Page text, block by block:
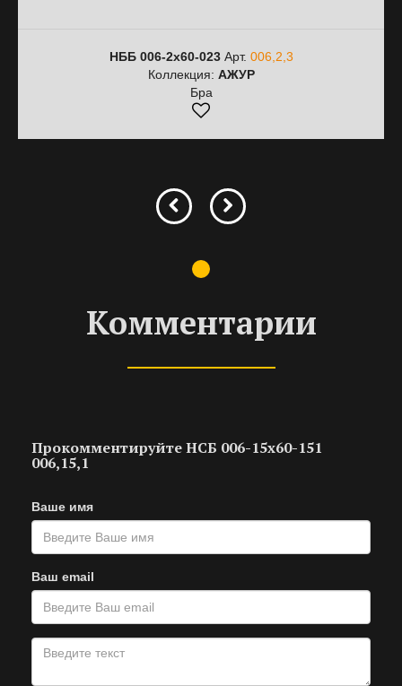
НББ 006-2х60-023Арт. 006,2,3
Коллекция: АЖУР
Бра
Комментарии
Прокомментируйте НСБ 006-15х60-151
006,15,1
Ваше имя
Ваш email